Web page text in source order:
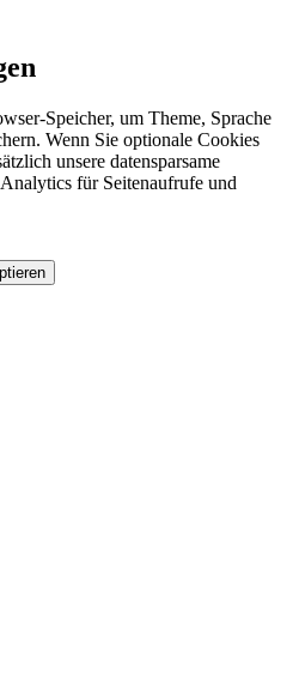
Speicher, um Theme, Sprache
Wenn Sie optionale Cookies
unsere datensparsame
für Seitenaufrufe und